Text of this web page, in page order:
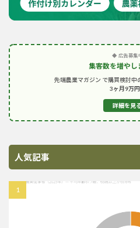
◆ 広告募集
集客数を増やし
先端農業マガジン で購買検討中
3ヶ月9万
詳細を見
人気記事